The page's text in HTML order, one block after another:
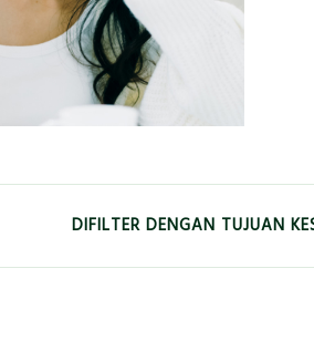
DIFILTER DENGAN TUJUAN